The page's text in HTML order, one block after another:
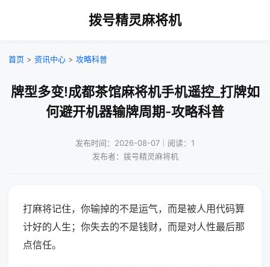
拨号精灵麻将机
首页 > 资讯中心 > 攻略科普
牌型多变!成都茶馆麻将机手机遥控_打牌如
何避开机器输牌周期-攻略科普
发布时间：2026-08-07｜阅读：1
发布者：拨号精灵麻将机
打麻将记住，你输掉的不是运气，而是被人用代码算
计好的人生；你失去的不是钱财，而是对人性最后那
点信任。